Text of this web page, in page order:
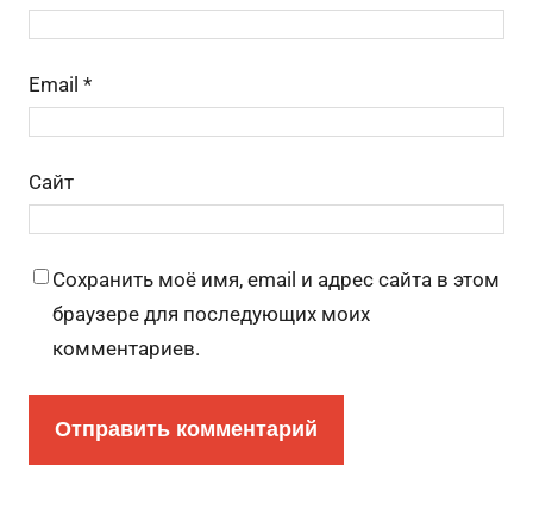
Email *
Сайт
Сохранить моё имя, email и адрес сайта в этом
браузере для последующих моих
комментариев.